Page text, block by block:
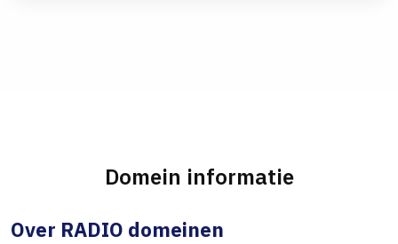
Domein informatie
Over RADIO domeinen